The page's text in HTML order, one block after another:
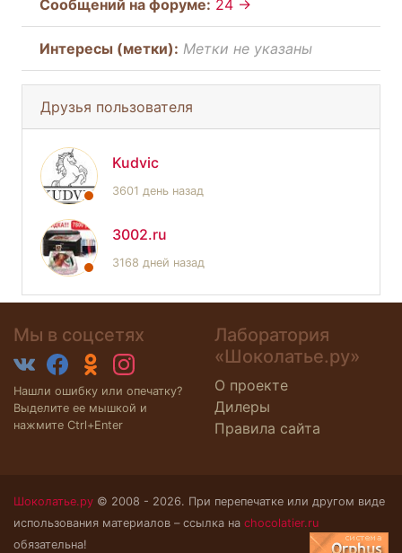
Cообщений на форуме: 24 →
Интересы (метки): Метки не указаны
Друзья пользователя
Kudvic
3601 день назад
3002.ru
3168 дней назад
Мы в соцсетях
Нашли ошибку или опечатку?
Выделите ее мышкой и
нажмите Ctrl+Enter
Лаборатория
«Шоколатье.ру»
О проекте
Дилеры
Правила сайта
Шоколатье.ру © 2008 - 2026. При перепечатке или другом виде
использования материалов – ссылка на chocolatier.ru
обязательна!